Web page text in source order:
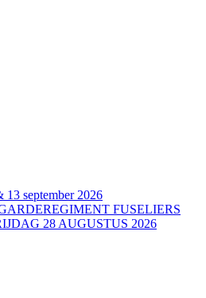
13 september 2026
FUSELIERS
28 AUGUSTUS 2026